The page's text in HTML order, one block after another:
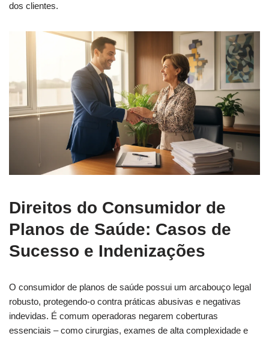
dos clientes.
Direitos do Consumidor de
Planos de Saúde: Casos de
Sucesso e Indenizações
O consumidor de planos de saúde possui um arcabouço legal
robusto, protegendo-o contra práticas abusivas e negativas
indevidas. É comum operadoras negarem coberturas
essenciais – como cirurgias, exames de alta complexidade e